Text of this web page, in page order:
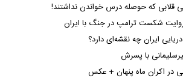
قلابی که حوصله درس خواندن نداشتند!
روایت شکست ترامپ در جنگ با ایران
ایران چه نقشه‌ای دارد؟
با پسرش
در اکران ماه پنهان + عکس